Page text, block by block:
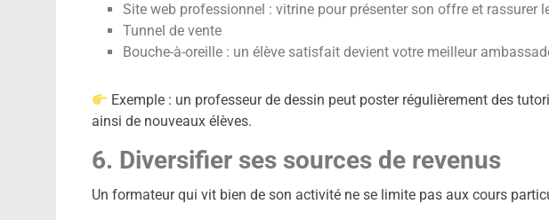
Site web professionnel : vitrine pour présenter son offre et rassurer
Tunnel de vente
Bouche-à-oreille : un élève satisfait devient votre meilleur
Exemple : un professeur de dessin peut poster régulièrement des
ainsi de nouveaux élèves.
6. Diversifier ses sources de revenus
Un formateur qui vit bien de son activité ne se limite pas aux cours